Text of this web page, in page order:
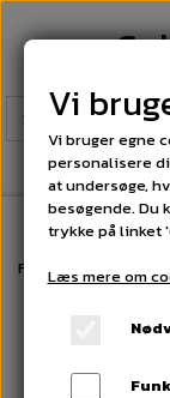
Forside
Vi
Vi bruger egne
personalisere
at undersøge,
besøgende. Du
trykke på linket
Læs mere om